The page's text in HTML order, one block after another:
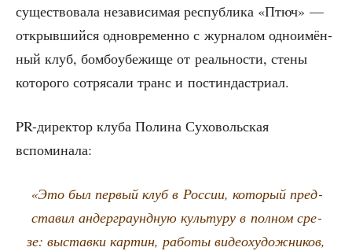
суще­ство­ва­ла неза­ви­си­мая рес­пуб­ли­ка «Птюч» —
открыв­ший­ся одно­вре­мен­но с жур­на­лом одно­имён­
ный клуб, бом­бо­убе­жи­ще от реаль­но­сти, сте­ны
кото­ро­го сотря­са­ли транс и постиндастриал.
PR-дирек­тор клу­ба Поли­на Сухо­воль­ская
вспоминала:
«Это был пер­вый клуб в Рос­сии, кото­рый пред­
ста­вил андер­гра­унд­ную куль­ту­ру в пол­ном сре­
зе: выстав­ки кар­тин, рабо­ты видео­ху­дож­ни­ков,